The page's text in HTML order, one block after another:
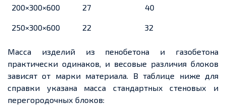
200×300×600 27 40
250×300×600 22 32
Масса изделий из пенобетона и газобетона
практически одинаков, и весовые различия блоков
зависят от марки материала. В таблице ниже для
справки указана масса стандартных стеновых и
перегородочных блоков: